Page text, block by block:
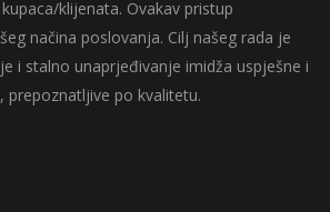
klijenata. Ovakav pristup
načina poslovanja. Cilj našeg rada je
i stalno unaprjeđivanje imidža uspješne i
prepoznatljive po kvalitetu.